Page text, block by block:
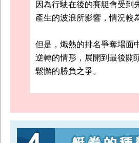
因為行駛在後的賽艇會受到
產生的波浪所影響，情況較
但是，熾熱的排名爭奪場面
逆轉的情形，展開到最後關
鬆懈的勝負之爭。